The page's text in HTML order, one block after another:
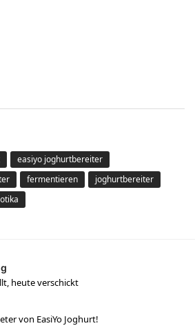
easiyo joghurtbereiter
fermentieren
joghurtbereiter
heute verschickt
von EasiYo Joghurt!